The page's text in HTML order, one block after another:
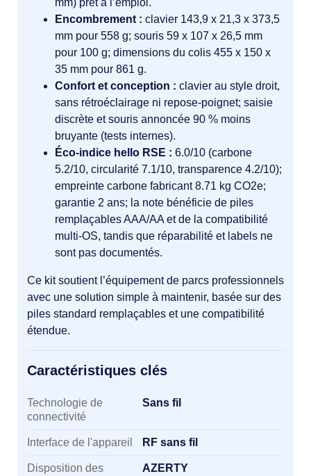
mm) prêt à l’emploi.
Encombrement : clavier 143,9 x 21,3 x 373,5
mm pour 558 g; souris 59 x 107 x 26,5 mm
pour 100 g; dimensions du colis 455 x 150 x
35 mm pour 861 g.
Confort et conception : clavier au style droit,
sans rétroéclairage ni repose-poignet; saisie
discrète et souris annoncée 90 % moins
bruyante (tests internes).
Éco-indice hello RSE : 6.0/10 (carbone
5.2/10, circularité 7.1/10, transparence 4.2/10);
empreinte carbone fabricant 8.71 kg CO2e;
garantie 2 ans; la note bénéficie de piles
remplaçables AAA/AA et de la compatibilité
multi-OS, tandis que réparabilité et labels ne
sont pas documentés.
Ce kit soutient l’équipement de parcs professionnels
avec une solution simple à maintenir, basée sur des
piles standard remplaçables et une compatibilité
étendue.
Caractéristiques clés
Caractéristiques clés
Technologie de
connectivité
Sans fil
Interface de l'appareil RF sans fil
Disposition des AZERTY